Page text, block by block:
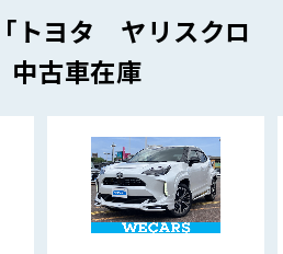
トヨタ ヤリスクロ
中古車在庫